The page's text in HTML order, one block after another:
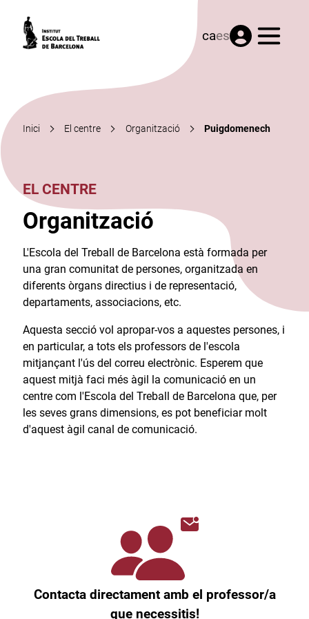
caes Menú
Inici El centre Organització Puigdomenech
EL CENTRE
Organització
L'Escola del Treball de Barcelona està formada per
una gran comunitat de persones, organitzada en
diferents òrgans directius i de representació,
departaments, associacions, etc.​
Aquesta secció vol apropar-vos a aquestes persones, i
en particular, a tots els professors de l'escola
mitjançant l'ús del correu electrònic. Esperem que
aquest mitjà faci més àgil la comunicació en un
centre com l'Escola del Treball de Barcelona que, per
les seves grans dimensions, es pot beneficiar molt
d'aquest àgil canal de comunicació.​
Contacta directament amb el professor/a
que necessitis!